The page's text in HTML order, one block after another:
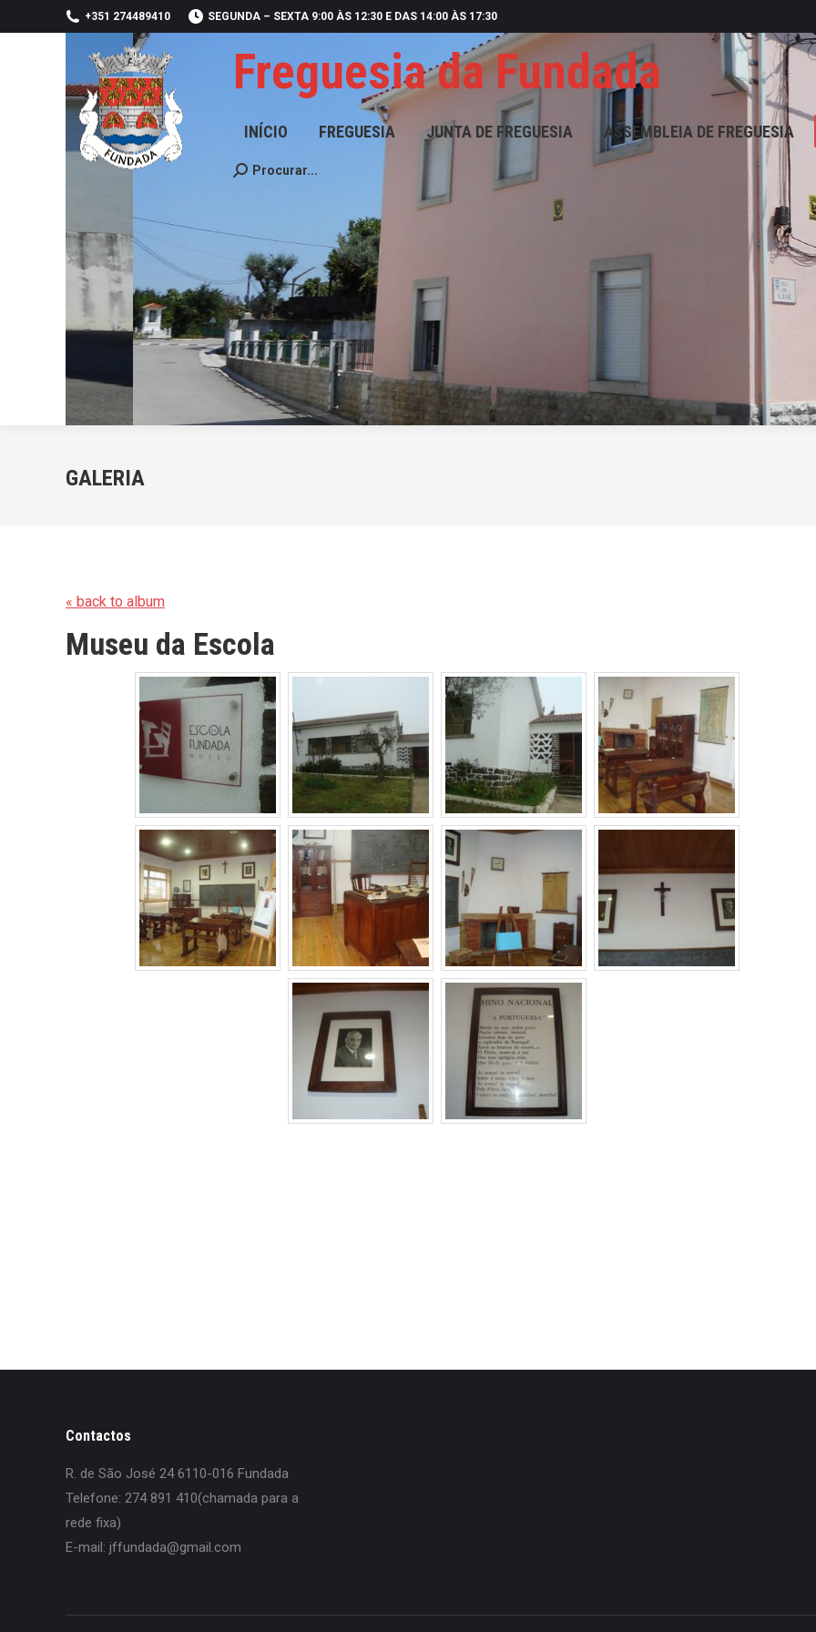
+351 274489410 SEGUNDA – SEXTA 9:00 ÀS 12:30 E DAS 14:00 ÀS 17:30
Freguesia da Fundada
INÍCIO FREGUESIA JUNTA DE FREGUESIA ASSEMBLEIA DE FREGUESIA
Search:Procurar...
GALERIA
« back to album
Museu da Escola
Contactos
R. de São José 24 6110-016 Fundada
Telefone: 274 891 410(chamada para a
rede fixa)
E-mail: jffundada@gmail.com
INÍCIO FREGUESIA JUNTA DE FREGUESIA ASSEMBLEIA DE FREGUESIA